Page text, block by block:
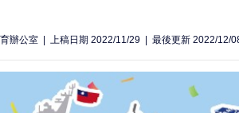
辦公室 上稿日期 2022/11/29 最後更新 2022/12/